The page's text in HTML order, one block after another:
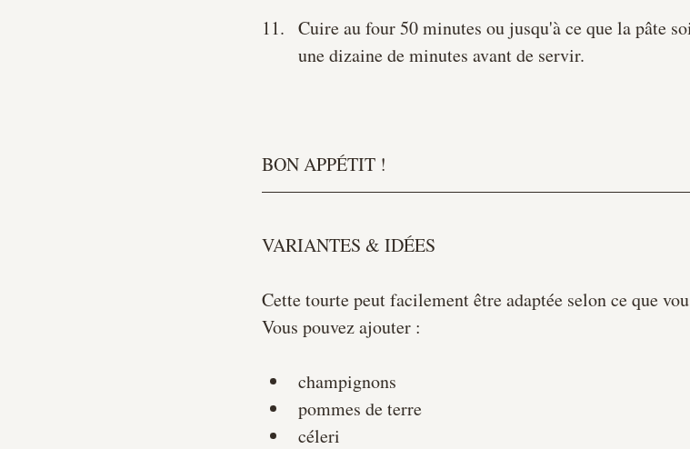
Cuire au four 50 minutes ou jusqu'à ce que la pâte
une dizaine de minutes avant de servir.
BON APPÉTIT !
VARIANTES & IDÉES
Cette tourte peut facilement être adaptée selon ce que
Vous pouvez ajouter :
champignons
pommes de terre
céleri